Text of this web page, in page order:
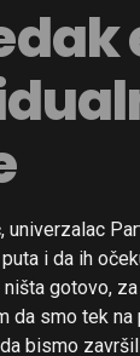
univerzalac
i da ih
ništa gotovo,
da smo tek
bismo